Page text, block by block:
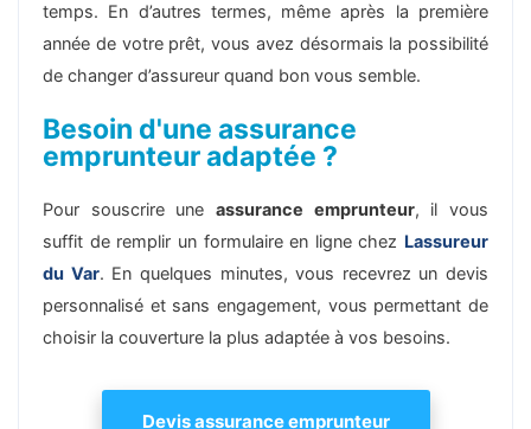
temps. En d’autres termes, même après la première
année de votre prêt, vous avez désormais la possibilité
de changer d’assureur quand bon vous semble.
Besoin d'une assurance
emprunteur adaptée ?
Pour souscrire une assurance emprunteur, il vous
suffit de remplir un formulaire en ligne chez Lassureur
du Var. En quelques minutes, vous recevrez un devis
personnalisé et sans engagement, vous permettant de
choisir la couverture la plus adaptée à vos besoins.
Devis assurance emprunteur